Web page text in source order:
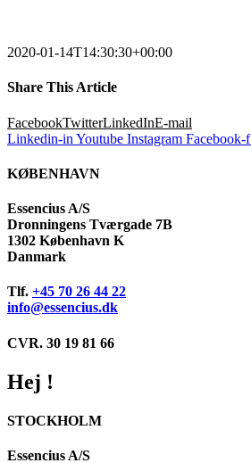
2020-01-14T14:30:30+00:00
Share This Article
FacebookTwitterLinkedInE-mail
Linkedin-in Youtube Instagram Facebook-f
KØBENHAVN
Essencius A/S
Dronningens Tværgade 7B
1302 København K
Danmark
Tlf. +45 70 26 44 22
info@essencius.dk
CVR. 30 19 81 66
Hej !
STOCKHOLM
Essencius A/S